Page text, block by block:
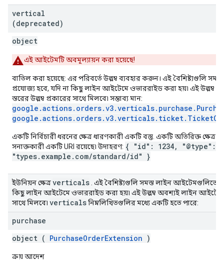
vertical
(deprecated)
object
এই আইটেমটি অবমূল্যায়ন করা হয়েছে!
বাতিল করা হয়েছে: এর পরিবর্তে উল্লম্ব ব্যবহার করুন। এই বৈশিষ্ট্যগুলি
প্রযোজ্য হবে, যদি না কিছু লাইন আইটেমে ওভাররাইড করা হয়৷ এই উল্লম্ব
স্তরের উল্লম্ব প্রকারের সাথে মিলবে৷ সম্ভাব্য মান:
একটি নির্বিচারী ধরনের ক্ষেত্র ধারণকারী একটি বস্তু. একটি অতিরিক্ত ক্ষেত্র
সনাক্তকারী একটি URI রয়েছে৷ উদাহরণ: { "id": 1234, "@type":
"types.example.com/standard/id" }
ইউনিয়ন ক্ষেত্রverticals . এই বৈশিষ্ট্যগুলি সমস্ত লাইন আইটেমগুলিতে
কিছু লাইন আইটেমে ওভাররাইড করা হয়৷ এই উল্লম্ব অবশ্যই লাইন আইটেম
সাথে মিলবে৷ verticalsনিম্নলিখিতগুলির মধ্যে একটি হতে পারে:
purchase
object ( PurchaseOrderExtension )
ক্রয় আদেশ